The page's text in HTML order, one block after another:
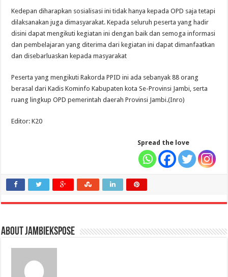
Kedepan diharapkan sosialisasi ini tidak hanya kepada OPD saja tetapi
dilaksanakan juga dimasyarakat. Kepada seluruh peserta yang hadir
disini dapat mengikuti kegiatan ini dengan baik dan semoga informasi
dan pembelajaran yang diterima dari kegiatan ini dapat dimanfaatkan
dan disebarluaskan kepada masyarakat
Peserta yang mengikuti Rakorda PPID ini ada sebanyak 88 orang
berasal dari Kadis Kominfo Kabupaten kota Se-Provinsi Jambi, serta
ruang lingkup OPD pemerintah daerah Provinsi Jambi.(Inro)
Editor: K20
Spread the love
About jambiekspose